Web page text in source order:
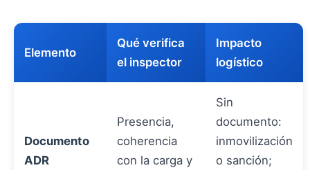
Elemento
Qué verifica
el inspector
Impacto
logístico
Documento
ADR
Presencia,
coherencia
con la carga y
Sin
documento:
inmovilización
o sanción;